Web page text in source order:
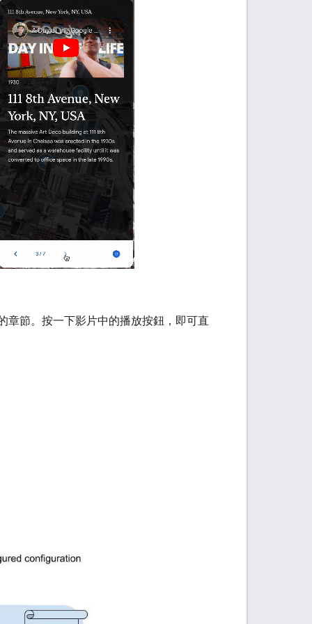
章節。按一下影片中的播放按鈕，即可直